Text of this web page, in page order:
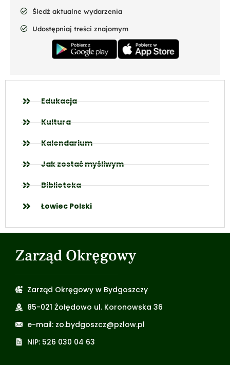
Śledź aktualne wydarzenia
Udostępniaj treści znajomym
Edukacja
Kultura
Kalendarium
Jak zostać myśliwym
Biblioteka
Łowiec Polski
Zarząd Okręgowy
Zarząd Okręgowy w Bydgoszczy
85-021 Żołędowo ul. Koronowska 36
e-mail: zo.bydgoszcz@pzlow.pl
NIP: 526 030 04 63